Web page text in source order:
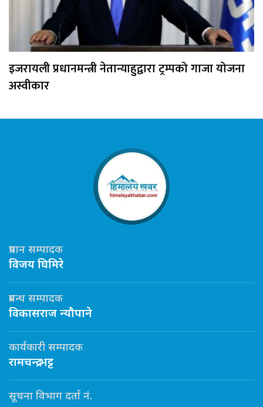
इजरायली प्रधानमन्त्री नेतान्याहुद्वारा ट्रम्पको गाजा योजना
अस्वीकार
प्रधान सम्पादक
विजय घिमिरे
प्रबन्ध सम्पादक
विकासराज न्यौपाने
कार्यकारी सम्पादक
रामचन्द्र भट्ट
सूचना विभाग दर्ता नं.